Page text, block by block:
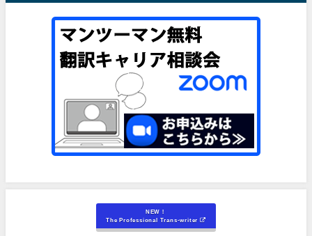
NEW！
The Professional Trans-writer